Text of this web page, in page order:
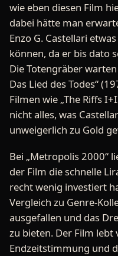
wie eben diesen Film
dabei hätte man
Enzo G. Castellari
können, da er bis dato
Die Totengräber
Das Lied des Todes“
Filmen wie „The Riffs
nicht alles, was
unweigerlich zu Gold
Bei „Metropolis 2000“
der Film die schnelle
recht wenig investiert
Vergleich zu Genre-
ausgefallen und das
zu bieten. Der Film
Endzeitstimmung und